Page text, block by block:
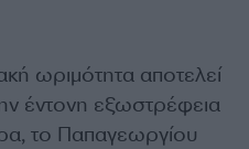
ωριμότητα αποτελεί
έντονη εξωστρέφεια
το Παπαγεωργίου